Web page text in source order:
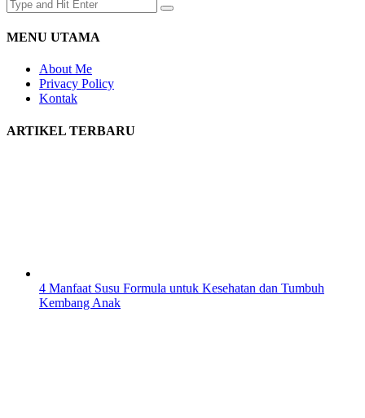
MENU UTAMA
About Me
Privacy Policy
Kontak
ARTIKEL TERBARU
4 Manfaat Susu Formula untuk Kesehatan dan Tumbuh
Kembang Anak